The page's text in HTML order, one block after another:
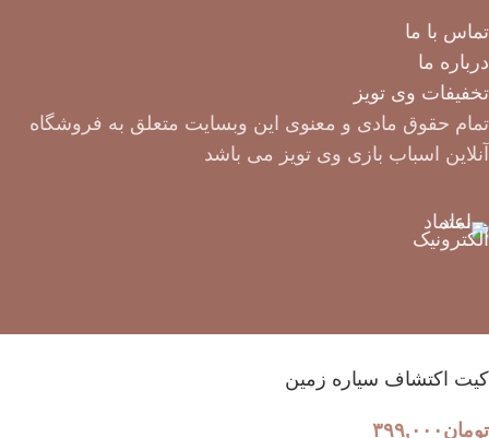
تماس با ما
درباره ما
تخفیفات وی تویز
تمام حقوق مادی و معنوی این وبسایت متعلق به فروشگاه
آنلاین اسباب بازی وی تویز می باشد
کیت اکتشاف سیاره زمین
تومان ۳۹۹,۰۰۰